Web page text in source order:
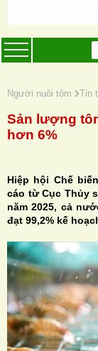
Người nuôi tôm Tin
Sản lượng
hơn 6%
Hiệp hội Chế
cáo từ Cục Thủy
năm 2025, cả
đạt 99,2% kế